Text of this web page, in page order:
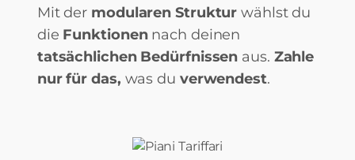
Mit der modularen Strukturwählst du
die Funktionen nach deinen
tatsächlichen Bedürfnissen aus. Zahle
nur für das, was du verwendest.